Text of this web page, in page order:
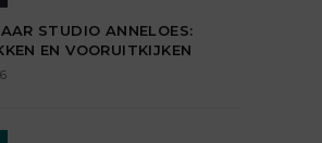
STUDIO ANNELOES:
EN VOORUITKIJKEN